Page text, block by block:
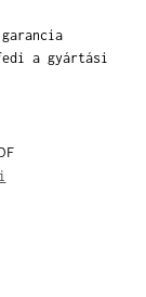
a gyártási